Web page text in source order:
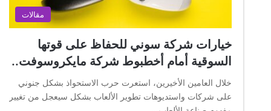
مقالات
خيارات شركة سوني للحفاظ على قوتها
السوقية أمام أخطبوط شركة مايكروسوفت..
خلال العامين الأخيرين، استعرت حرب الاستحواذ بشكل جنوني
على شركات واستديوهات تطوير الألعاب بشكل سيعجل من تغيير